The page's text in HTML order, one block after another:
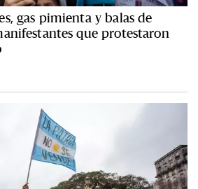
gas pimienta y balas de
que protestaron